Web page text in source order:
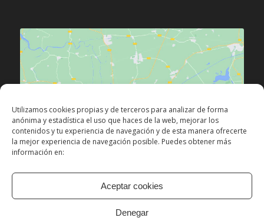
Utilizamos cookies propias y de terceros para analizar de forma
anónima y estadística el uso que haces de la web, mejorar los
contenidos y tu experiencia de navegación y de esta manera ofrecerte
la mejor experiencia de navegación posible. Puedes obtener más
información en:
Aceptar cookies
Denegar
márketing y permitir este contenido